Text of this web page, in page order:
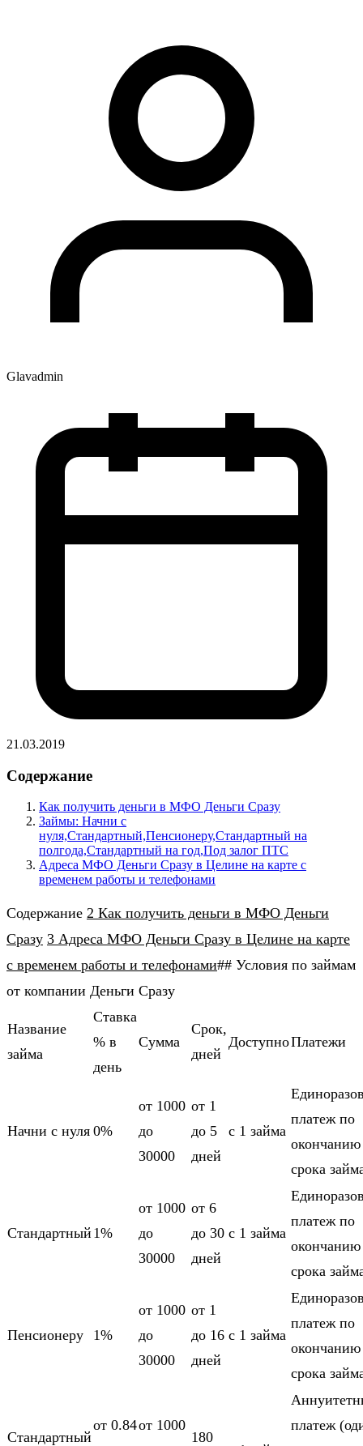
Glavadmin
21.03.2019
Содержание
Как получить деньги в МФО Деньги Сразу
Займы: Начни с
нуля,Стандартный,Пенсионеру,Стандартный на
полгода,Стандартный на год,Под залог ПТС
Адреса МФО Деньги Сразу в Целине на карте с
временем работы и телефонами
Содержание 2 Как получить деньги в МФО Деньги
Сразу 3 Адреса МФО Деньги Сразу в Целине на карте
с временем работы и телефонами## Условия по займам
от компании Деньги Сразу
Название
займа
Ставка
% в
день
Cумма
Cрок,
дней
ДоступноПлатежи
Начни с нуля 0%
от 1000
до
30000
от 1
до 5
дней
c 1 займа
платеж по
окончанию
срока
Стандартный 1%
от 1000
до
30000
от 6
до 30
дней
c 1 займа
платеж по
окончанию
срока
Пенсионеру 1%
от 1000
до
30000
от 1
до 16
дней
c 1 займа
платеж по
окончанию
срока
Стандартный
от 0.84от 1000
180
платеж